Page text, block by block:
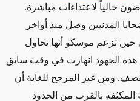
حالياً لاعتداءات مباشرة.
المدنيين وصل منذ أواخر
250 ضحية. وفي حين تزعم موسكو أنها تحاول
هذه الجهود انهارت في وقت سابق
ومن غير المرجح للغاية أن
المكثفة بالقرب من الحدود